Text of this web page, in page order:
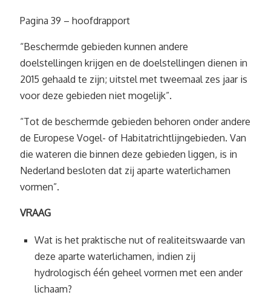
Pagina 39 – hoofdrapport
“Beschermde gebieden kunnen andere
doelstellingen krijgen en de doelstellingen dienen in
2015 gehaald te zijn; uitstel met tweemaal zes jaar is
voor deze gebieden niet mogelijk”.
“Tot de beschermde gebieden behoren onder andere
de Europese Vogel- of Habitatrichtlijngebieden. Van
die wateren die binnen deze gebieden liggen, is in
Nederland besloten dat zij aparte waterlichamen
vormen”.
VRAAG
Wat is het praktische nut of realiteitswaarde van
deze aparte waterlichamen, indien zij
hydrologisch één geheel vormen met een ander
lichaam?